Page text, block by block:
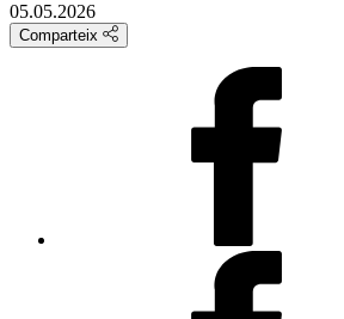
05.05.2026
Comparteix